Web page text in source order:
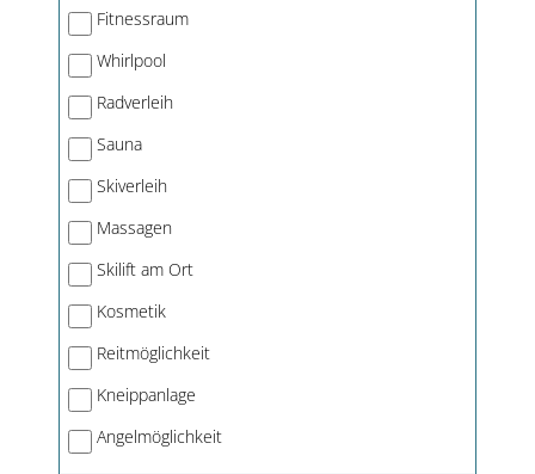
Fitnessraum
Whirlpool
Radverleih
Sauna
Skiverleih
Massagen
Skilift am Ort
Kosmetik
Reitmöglichkeit
Kneippanlage
Angelmöglichkeit